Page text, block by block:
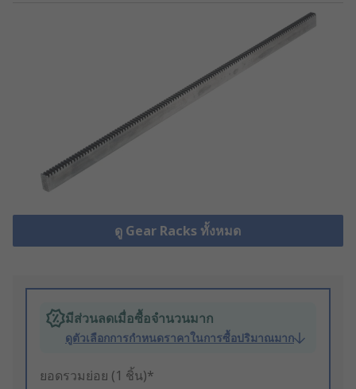
ดู Gear Racks ทั้งหมด
มีส่วนลดเมื่อซื้อจำนวนมาก
ดูตัวเลือกการกำหนดราคาในการซื้อปริมาณมาก
ยอดรวมย่อย (1 ชิ้น)*